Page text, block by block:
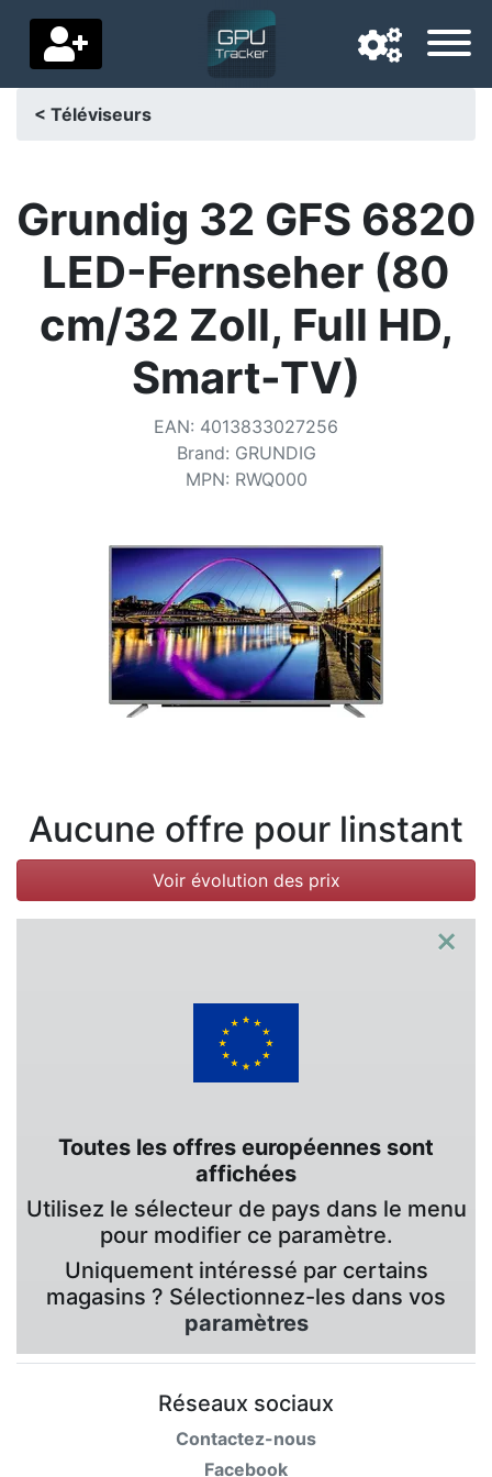
Pays de livraison
Accueil
Baisses de prix
Paramètres
Soutenez-nous
Catégories
< Téléviseurs
Grundig 32 GFS 6820
LED-Fernseher (80
cm/32 Zoll, Full HD,
Smart-TV)
EAN: 4013833027256
Brand: GRUNDIG
MPN: RWQ000
Aucune offre pour linstant
Voir évolution des prix
×
Toutes les offres européennes sont
affichées
Utilisez le sélecteur de pays dans le menu
pour modifier ce paramètre.
Uniquement intéressé par certains
magasins ? Sélectionnez-les dans vos
paramètres
Réseaux sociaux
Contactez-nous
Facebook